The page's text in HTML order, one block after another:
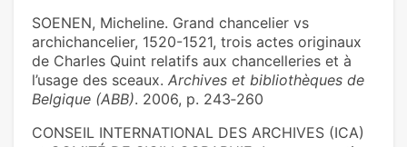
SOENEN, Micheline. Grand chancelier vs
archichancelier, 1520-1521, trois actes originaux
de Charles Quint relatifs aux chancelleries et à
l’usage des sceaux. Archives et bibliothèques de
Belgique (ABB). 2006, p. 243‑260
CONSEIL INTERNATIONAL DES ARCHIVES (ICA)